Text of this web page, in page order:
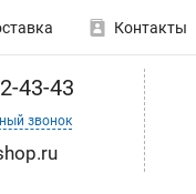
Контакты
43-43
звонок